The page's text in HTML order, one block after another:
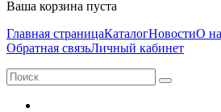
Ваша корзина пуста
Главная страницаКаталогНовостиО
Обратная связьЛичный кабинет